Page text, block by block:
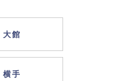
大館
横手